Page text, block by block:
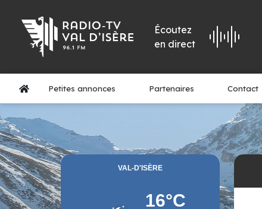
Écoutez
en direct
Petites annonces Partenaires Contact